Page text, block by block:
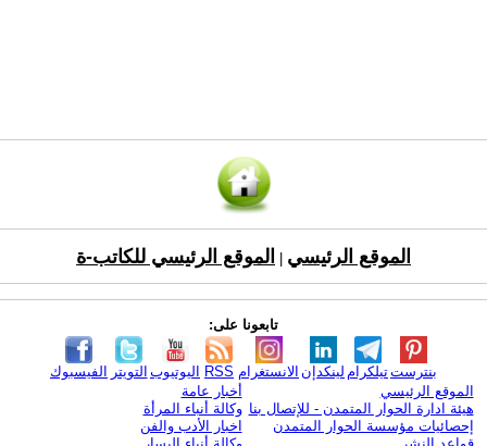
الموقع الرئيسي الموقع الرئيسي للكاتب-ة
تابعونا على:
الفيسبوك التويتر اليوتيوب RSS الانستغرام لينكدإن تيلكرامبنترست
الموقع الرئيسي
هيئة ادارة الحوار المتمدن - للإتصال بنا
إحصائيات مؤسسة الحوار المتمدن
أخبار عامة
وكالة أنباء المرأة
اخبار الأدب والفن